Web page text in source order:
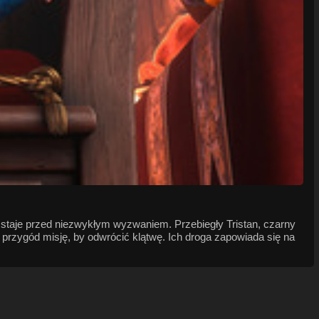
przed niezwykłym wyzwaniem. Przebiegły Tristan, czarny
misję, by odwrócić klątwę. Ich droga zapowiada się na